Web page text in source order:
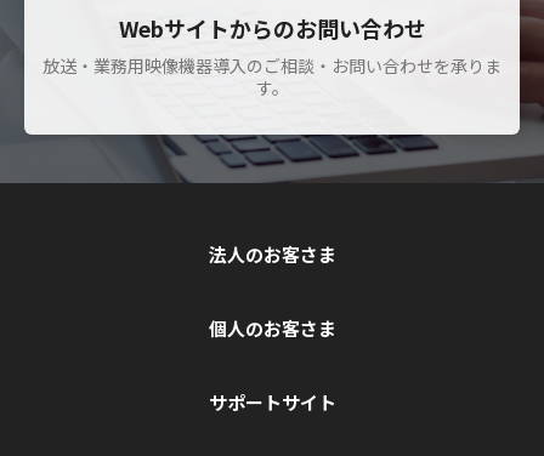
Webサイトからのお問い合わせ
放送・業務用映像機器導入のご相談・お問い合わせを承りま
す。
法人のお客さま
個人のお客さま
サポートサイト